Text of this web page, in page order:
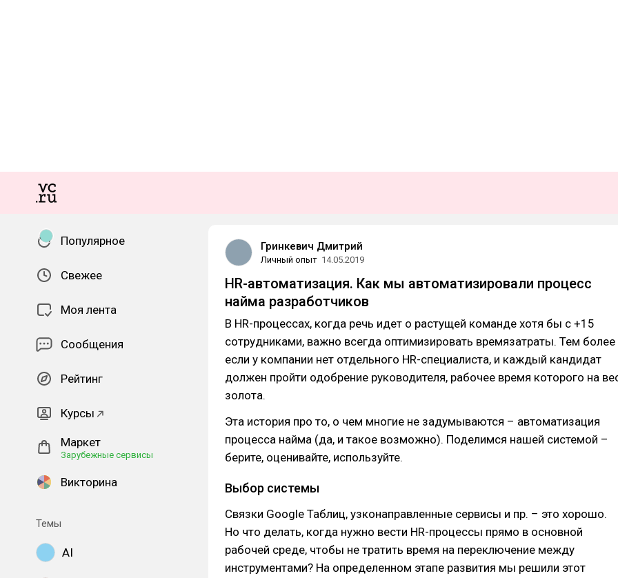
Популярное
Свежее
Моя лента
Сообщения
Рейтинг
Курсы
Маркет
Зарубежные сервисы
Викторина
Темы
AI
Гринкевич Дмитрий
Личный опыт 14.05.2019
HR-автоматизация. Как мы автоматизировали процесс
найма разработчиков
В HR-процессах, когда речь идет о растущей команде хотя бы с +15
сотрудниками, важно всегда оптимизировать времязатраты. Тем более
если у компании нет отдельного HR-специалиста, и каждый кандидат
должен пройти одобрение руководителя, рабочее время которого на
золота.
Эта история про то, о чем многие не задумываются – автоматизация
процесса найма (да, и такое возможно). Поделимся нашей системой –
берите, оценивайте, используйте.
Выбор системы
Связки Google Таблиц, узконаправленные сервисы и пр. – это хорошо.
Но что делать, когда нужно вести HR-процессы прямо в основной
рабочей среде, чтобы не тратить время на переключение между
инструментами? На определенном этапе развития мы решили этот